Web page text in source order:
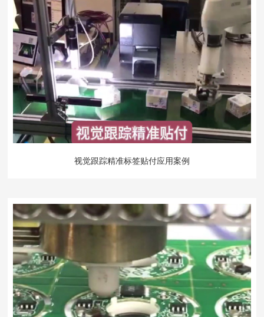
视觉跟踪精准标签贴付应用案例